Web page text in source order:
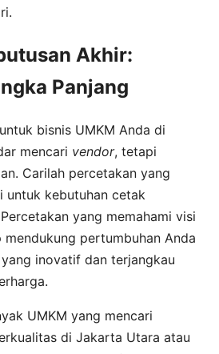
Akhir:
Panjang
bisnis UMKM Anda di
mencari vendor, tetapi
Carilah percetakan yang
untuk kebutuhan cetak
yang memahami visi
mendukung pertumbuhan Anda
inovatif dan terjangkau
UMKM yang mencari
di Jakarta Utara atau